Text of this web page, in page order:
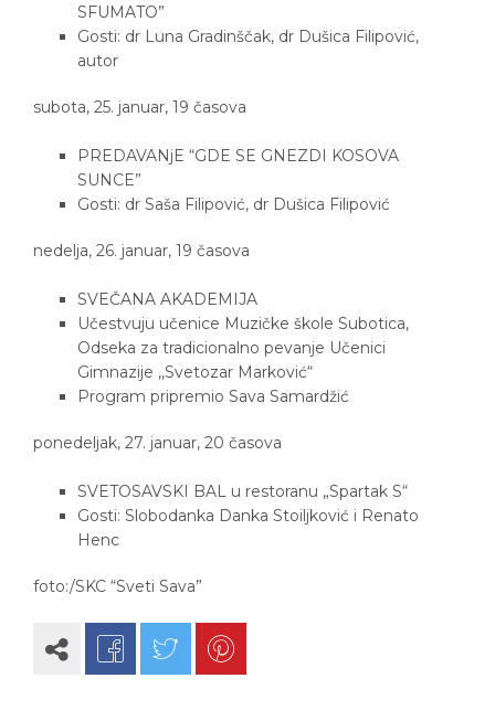
SFUMATO”
Gosti: dr Luna Gradinščak, dr Dušica Filipović,
autor
subota, 25. januar, 19 časova
PREDAVANjE “GDE SE GNEZDI KOSOVA
SUNCE”
Gosti: dr Saša Filipović, dr Dušica Filipović
nedelja, 26. januar, 19 časova
SVEČANA AKADEMIJA
Učestvuju učenice Muzičke škole Subotica,
Odseka za tradicionalno pevanje Učenici
Gimnazije ,,Svetozar Marković“
Program pripremio Sava Samardžić
ponedeljak, 27. januar, 20 časova
SVETOSAVSKI BAL u restoranu „Spartak S“
Gosti: Slobodanka Danka Stoiljković i Renato
Henc
foto:/SKC “Sveti Sava”